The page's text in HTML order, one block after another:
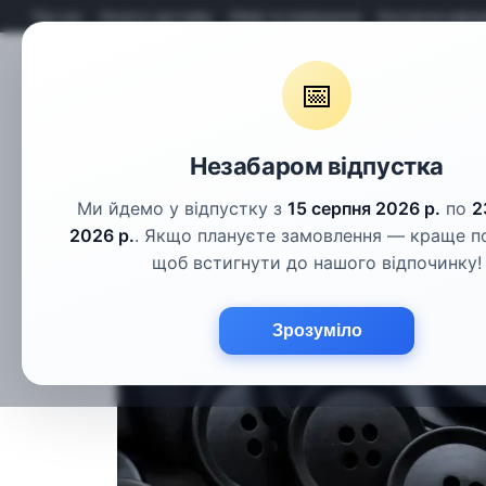
📅
Незабаром відпустка
Ми йдемо у відпустку з 15 серпня 2026 р. по
2026 р.. Якщо плануєте замовлення — краще
щоб встигнути до нашого відпочинку!
Зрозуміло
Про нас Оплата і доставка Обмін та повернення Контактна
Гудзики Шнури